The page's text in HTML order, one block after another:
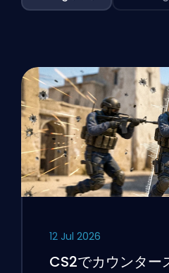
12 Jul 2026
CS2でカウンター